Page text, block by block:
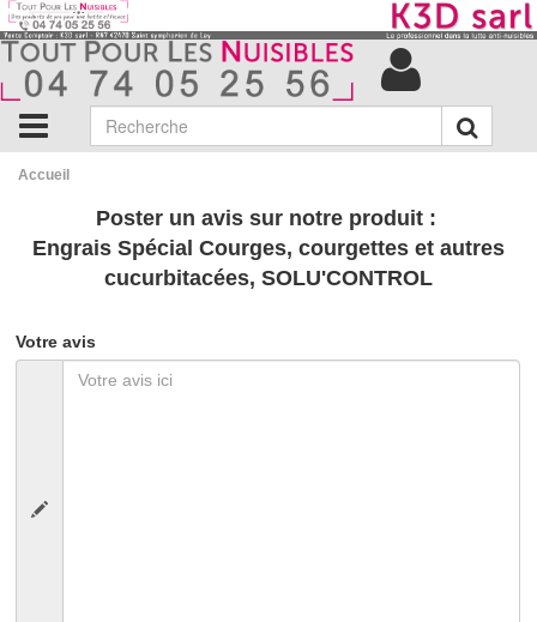
Accueil
Poster un avis sur notre produit :
Engrais Spécial Courges, courgettes et autres
cucurbitacées, SOLU'CONTROL
Votre avis